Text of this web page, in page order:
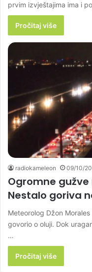
prvim izvještajima ima i
Pročitaj više
radiokameleon 09/10/
Ogromne gužve
Nestalo goriva
Meteorolog Džon
govorio o oluji. Dok
…
Pročitaj više